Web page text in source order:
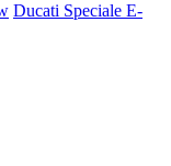
Ducati Speciale E-